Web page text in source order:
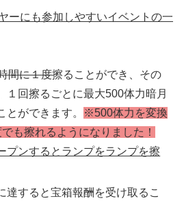
ーにも参加しやすいイベントの一
間に１度擦ることができ、その
１回擦るごとに最大500体力暗月
とができます。
※500体力を変換
も擦れるようになりました！
プンするとランプをランプを擦
達すると宝箱報酬を受け取るこ